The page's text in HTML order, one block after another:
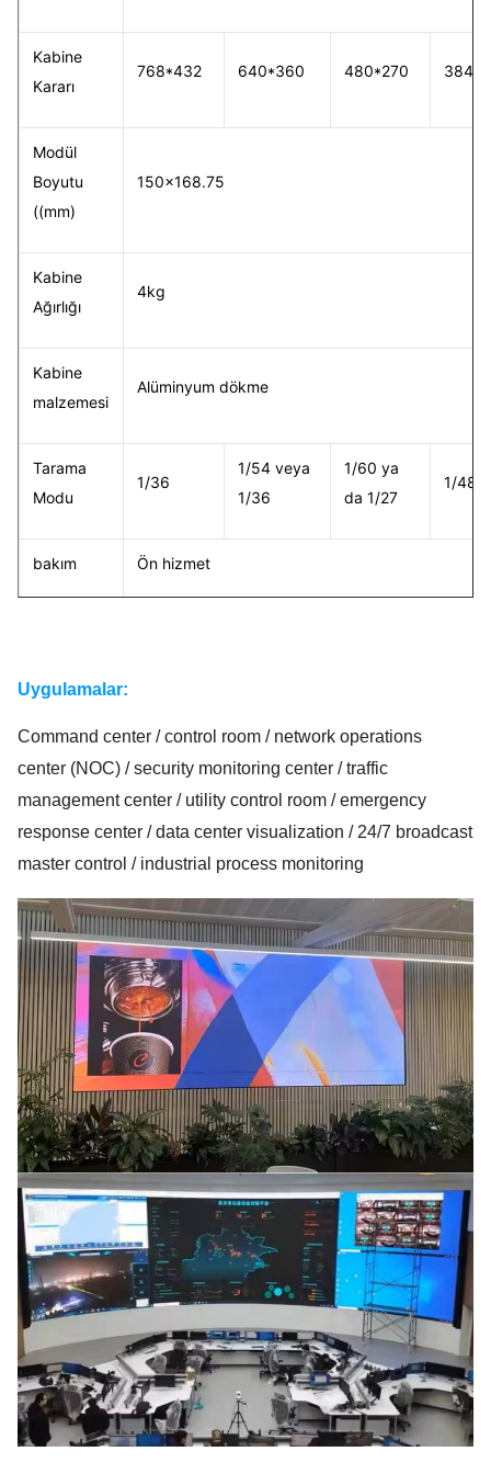
Kabine
Kararı
768*432 640*360 480*270
Modül
Boyutu
((mm)
150x168.75
Kabine
Ağırlığı
4kg
Kabine
malzemesi
Alüminyum dökme
Tarama
Modu
1/36
1/54 veya
1/36
1/60 ya
da 1/27
1/48
bakım Ön hizmet
390W/m2 420W/m2 330W/m2
136W/m2 147W/m2 100W/m2
Su
geçirmez
seviyesi
Ön: IP54 Arka: IP30
Yenilenme
Hızı
>3840Hz
Kurulum
Türü
Montaj/Asma/Syapıştırma
Gri Ölçek 16 bit
Uygulamalar:
Command center / control room / network operations
center (NOC) / security monitoring center / traffic
management center / utility control room / emergency
response center / data center visualization / 24/7 broadcast
master control / industrial process monitoring